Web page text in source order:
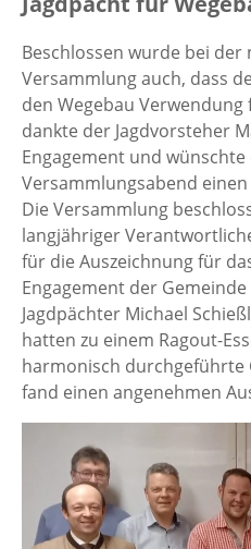
Beschlossen wurde bei
Versammlung auch, dass
den Wegebau
dankte der Jagdvorsteher
Engagement und wünschte
Versammlungsabend
Die Versammlung
langjähriger
für die Auszeichnung für
Engagement der
Jagdpächter Michael
hatten zu einem Ragout-
harmonisch durchgeführte
fand einen angenehmen